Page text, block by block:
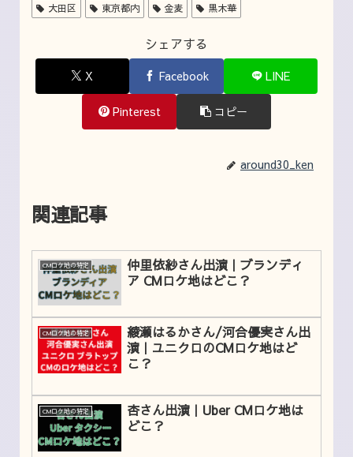
大田区
東京都内 金麦 黒木華
シェアする
X Facebook LINE
Pinterest コピー
around30_ken
関連記事
CMロケ地の特定
仲里依紗さん出演｜ブランディ
ア CMロケ地はどこ？
CMロケ地の特定
綾瀬はるかさん/河合優実さん出
演｜ユニクロのCMロケ地はど
こ？
CMロケ地の特定
杏さん出演｜Uber CMロケ地は
どこ？